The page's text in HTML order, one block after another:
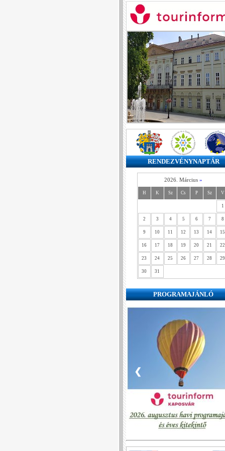
RENDEZVÉNYNAPTÁR
2026. Március »
H K Sz Cs P Sz V
1
2 3 4 5 6 7 8
9 10 11 12 13 14 15
16 17 18 19 20 21 22
23 24 25 26 27 28 29
30 31
PROGRAMAJÁNLÓ
❮